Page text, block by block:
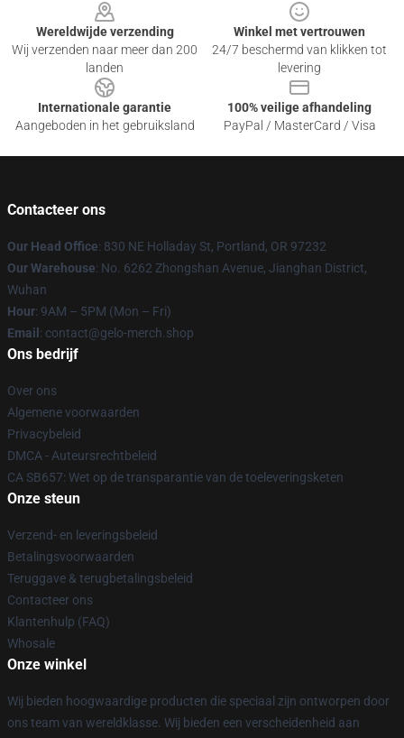
Wereldwijde verzending
Wij verzenden naar meer dan 200
landen
Winkel met vertrouwen
24/7 beschermd van klikken tot
levering
Internationale garantie
Aangeboden in het gebruiksland
100% veilige afhandeling
PayPal / MasterCard / Visa
Contacteer ons
Our Head Office: 830 NE Holladay St, Portland, OR 97232
Our Warehouse: No. 6262 Zhongshan Avenue, Jianghan District,
Wuhan
Hour: 9AM – 5PM (Mon – Fri)
Email : contact@gelo-merch.shop
Ons bedrijf
Over ons
Algemene voorwaarden
Privacybeleid
DMCA - Auteursrechtbeleid
CA SB657: Wet op de transparantie van de toeleveringsketen
Onze steun
Verzend- en leveringsbeleid
Betalingsvoorwaarden
Teruggave & terugbetalingsbeleid
Contacteer ons
Klantenhulp (FAQ)
Whosale
Onze winkel
Wij bieden hoogwaardige producten die speciaal zijn ontworpen door
ons team van wereldklasse. Wij bieden een verscheidenheid aan